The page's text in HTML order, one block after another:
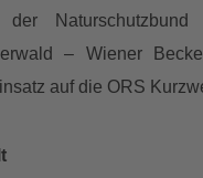
Naturschutzbund
– Wiener
auf die ORS